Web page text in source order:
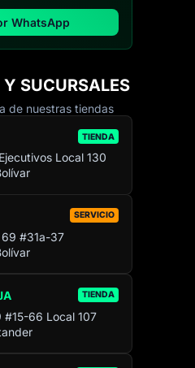
WhatsApp
SUCURSALES
de nuestras tiendas
TIENDA
Local 130
SERVICIO
69 #31a-37
TIENDA
#15-66 Local 107